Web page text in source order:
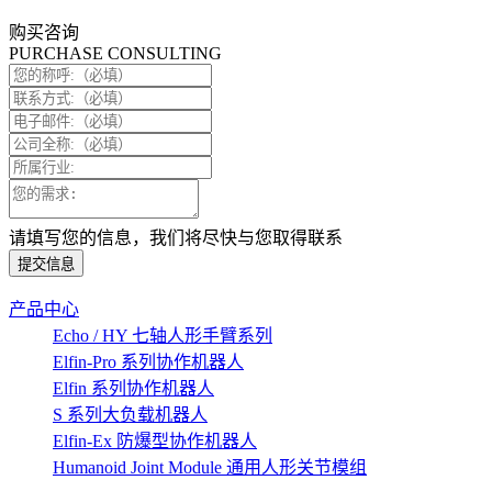
购买咨询
PURCHASE CONSULTING
请填写您的信息，我们将尽快与您取得联系
提交信息
产品中心
Echo / HY 七轴人形手臂系列
Elfin-Pro 系列协作机器人
Elfin 系列协作机器人
S 系列大负载机器人
Elfin-Ex 防爆型协作机器人
Humanoid Joint Module 通用人形关节模组